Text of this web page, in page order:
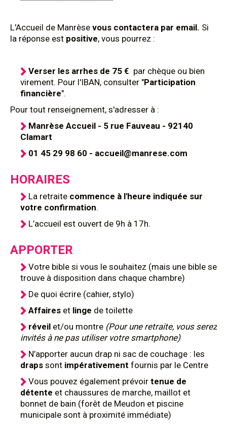
L'Accueil de Manrèse vous contactera par email. Si
la réponse est positive, vous pourrez :
Verser les arrhes de 75 € par chèque ou bien
virement. Pour l'IBAN, consulter "Participation
financière".
Pour tout renseignement, s'adresser à :
Manrèse Accueil - 5 rue Fauveau - 92140
Clamart
01 45 29 98 60 - accueil@manrese.com
HORAIRES
La retraite commence à l'heure indiquée sur
votre confirmation.
L’accueil est ouvert de 9h à 17h.
APPORTER
Votre bible si vous le souhaitez (mais une bible se
trouve à disposition dans chaque chambre)
De quoi écrire (cahier, stylo)
Affaires et linge de toilette
réveil et/ou montre (Pour une retraite, vous serez
invités à ne pas utiliser votre smartphone)
N’apporter aucun drap ni sac de couchage : les
draps sont impérativement fournis par le Centre
Vous pouvez également prévoir tenue de
détente et chaussures de marche, maillot et
bonnet de bain (forêt de Meudon et piscine
municipale sont à proximité immédiate)